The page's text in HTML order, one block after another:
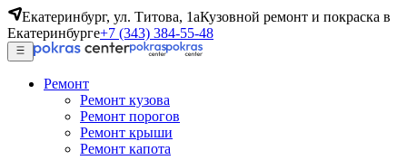
Екатеринбург, ул. Титова, 1аКузовной ремонт и покраска в
Екатеринбурге+7 (343) 384-55-48
Ремонт
Ремонт кузова
Ремонт порогов
Ремонт крыши
Ремонт капота